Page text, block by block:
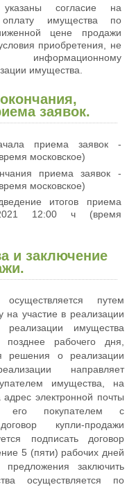
согласие на
имущества по
цене продажи
приобретения, не
информационному
имущества.
заявок.
приема заявок -
московское)
приема заявок -
московское)
итогов приема
12:00 ч (время
и заключение
путем
на участие в реализации
имущества
рабочего дня,
решения о реализации
направляет
имущества, на
адрес электронной почты
его покупателем с
купли-продажи
подписать договор
5 (пяти) рабочих дней
заключить
осуществляется по